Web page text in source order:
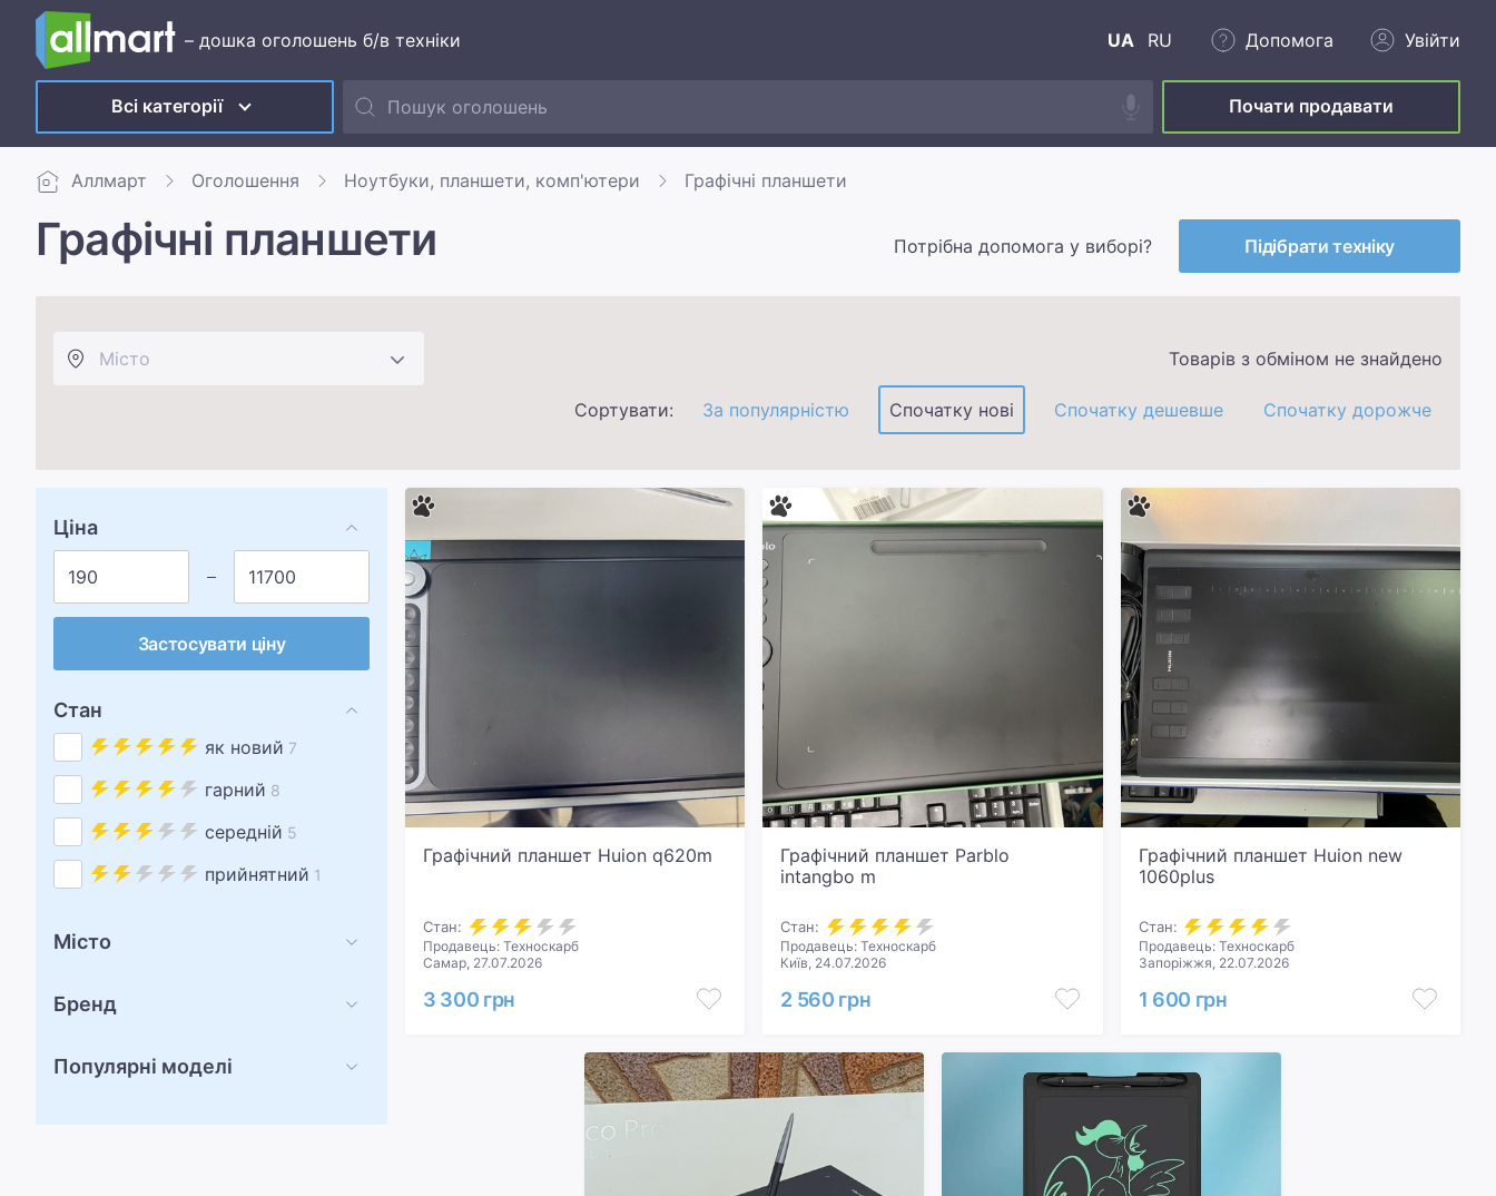
– дошка оголошень б/в техніки UA RU Допомога Увійти
Всі категорії Почати продавати
Аллмарт Оголошення Ноутбуки, планшети, комп'ютери Графічні планшети
Графічні планшети Потрібна допомога у виборі? Підібрати техніку
Товарів з обміном не знайдено
Сортувати: За популярністю Спочатку нові Спочатку дешевше Спочатку дорожче
Ціна
Застосувати ціну
Стан
як новий 7
гарний 8
середній 5
прийнятний 1
Місто
Бренд
Популярні моделі
Графічний планшет Huion q620m
Стан:
Продавець: Техноскарб
Самар, 27.07.2026
3 300 грн
Графічний планшет Parblo
intangbo m
Стан:
Продавець: Техноскарб
Київ, 24.07.2026
2 560 грн
Графічний планшет Huion new
1060plus
Стан:
Продавець: Техноскарб
Запоріжжя, 22.07.2026
1 600 грн